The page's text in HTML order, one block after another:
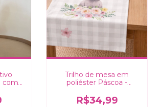
com
Trilho de mesa em
poliéster Páscoa -
R$34,99